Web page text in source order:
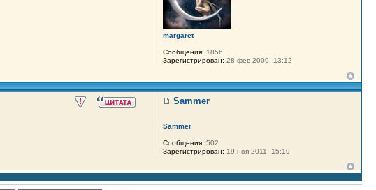
margaret
Сообщения: 1856
Зарегистрирован: 28 фев 2009, 13:12
Sammer
Sammer
Сообщения: 502
Зарегистрирован: 19 ноя 2011, 15:19